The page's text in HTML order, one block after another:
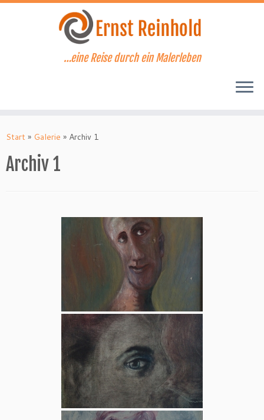
Zum
…eine Reise durch ein Malerleben
Start » Galerie » Archiv 1
Archiv 1